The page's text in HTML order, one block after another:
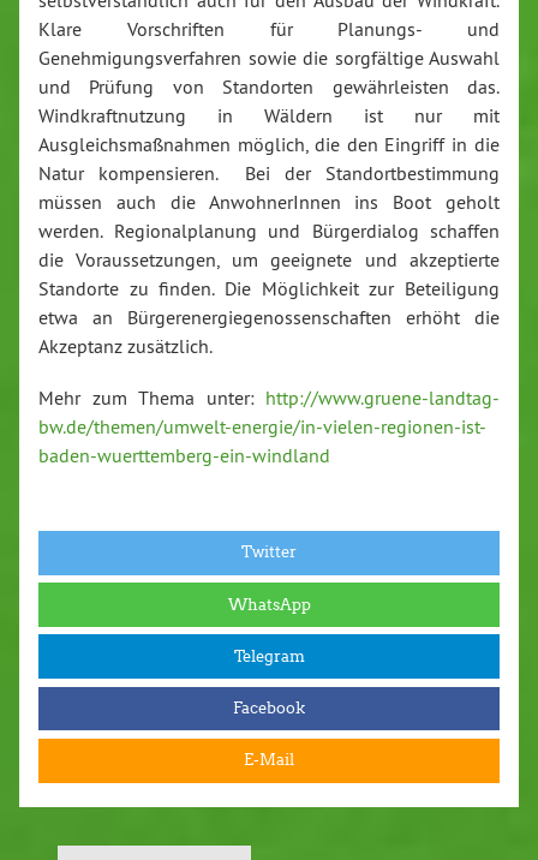
Klare Vorschriften für Planungs- und
Genehmigungsverfahren sowie die sorgfältige Auswahl
und Prüfung von Standorten gewährleisten das.
Windkraftnutzung in Wäldern ist nur mit
Ausgleichsmaßnahmen möglich, die den Eingriff in die
Natur kompensieren. Bei der Standortbestimmung
müssen auch die AnwohnerInnen ins Boot geholt
werden. Regionalplanung und Bürgerdialog schaffen
die Voraussetzungen, um geeignete und akzeptierte
Standorte zu finden. Die Möglichkeit zur Beteiligung
etwa an Bürgerenergiegenossenschaften erhöht die
Akzeptanz zusätzlich.
Mehr zum Thema unter: http://www.gruene-landtag-
bw.de/themen/umwelt-energie/in-vielen-regionen-ist-
baden-wuerttemberg-ein-windland
Twitter
WhatsApp
Telegram
Facebook
E-Mail